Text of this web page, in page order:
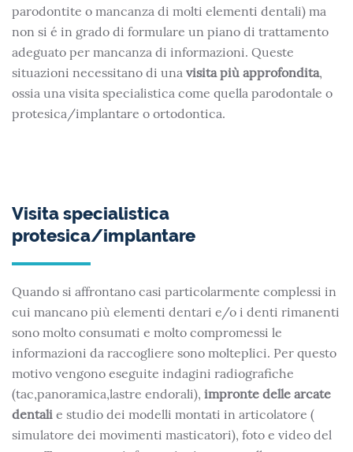
parodontite o mancanza di molti elementi dentali) ma
non si é in grado di formulare un piano di trattamento
adeguato per mancanza di informazioni. Queste
situazioni necessitano di una visita più approfondita,
ossia una visita specialistica come quella parodontale o
protesica/implantare o ortodontica.
Visita specialistica
protesica/implantare
Quando si affrontano casi particolarmente complessi in
cui mancano più elementi dentari e/o i denti rimanenti
sono molto consumati e molto compromessi le
informazioni da raccogliere sono molteplici. Per questo
motivo vengono eseguite indagini radiografiche
(tac,panoramica,lastre endorali), impronte delle arcate
dentali e studio dei modelli montati in articolatore (
simulatore dei movimenti masticatori), foto e video del